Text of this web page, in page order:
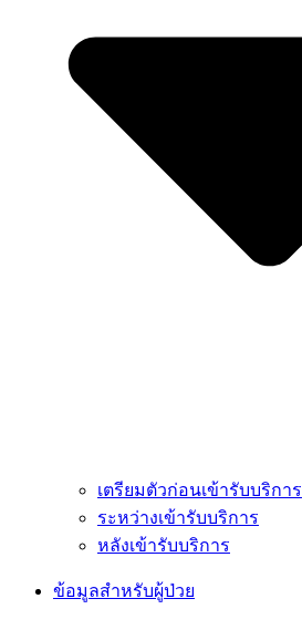
เตรียมตัวก่อนเข้ารับบริการ
ระหว่างเข้ารับบริการ
หลังเข้ารับบริการ
ข้อมูลสำหรับผู้ป่วย